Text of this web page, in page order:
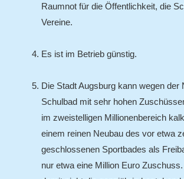
Raumnot für die Öffentlichkeit, die
Vereine.
Es ist im Betrieb günstig.
Die Stadt Augsburg kann wegen der
Schulbad mit sehr hohen
im zweistelligen Millionenbereich
einem reinen Neubau des vor etwa
geschlossenen Sportbades als
nur etwa eine Million Euro